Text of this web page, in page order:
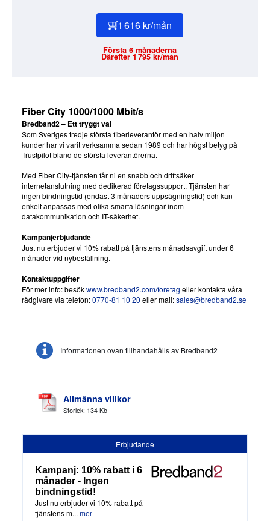
1 616 kr/mån
Första 6 månaderna
Därefter 1 795 kr/mån
Fiber City 1000/1000 Mbit/s
Bredband2 – Ett tryggt val
Som Sveriges tredje största fiberleverantör med en halv miljon
kunder har vi varit verksamma sedan 1989 och har högst betyg på
Trustpilot bland de största leverantörerna.
Med Fiber City-tjänsten får ni en snabb och driftsäker
internetanslutning med dedikerad företagssupport. Tjänsten har
ingen bindningstid (endast 3 månaders uppsägningstid) och kan
enkelt anpassas med olika smarta lösningar inom
datakommunikation och IT-säkerhet.
Kampanjerbjudande
Just nu erbjuder vi 10% rabatt på tjänstens månadsavgift under 6
månader vid nybeställning.
Kontaktuppgifter
För mer info: besökwww.bredband2.com/foretag eller kontakta våra
rådgivare via telefon:0770-81 10 20 eller mail:sales@bredband2.se
Informationen ovan tillhandahålls av Bredband2
Allmänna villkor
Storlek: 134 Kb
Erbjudande
Kampanj: 10% rabatt i 6
månader - Ingen
bindningstid!
Just nu erbjuder vi 10% rabatt på
tjänstens m... mer